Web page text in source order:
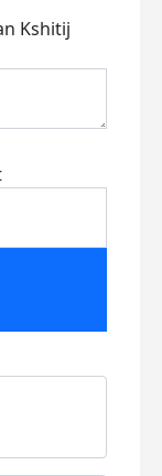
Kshitij